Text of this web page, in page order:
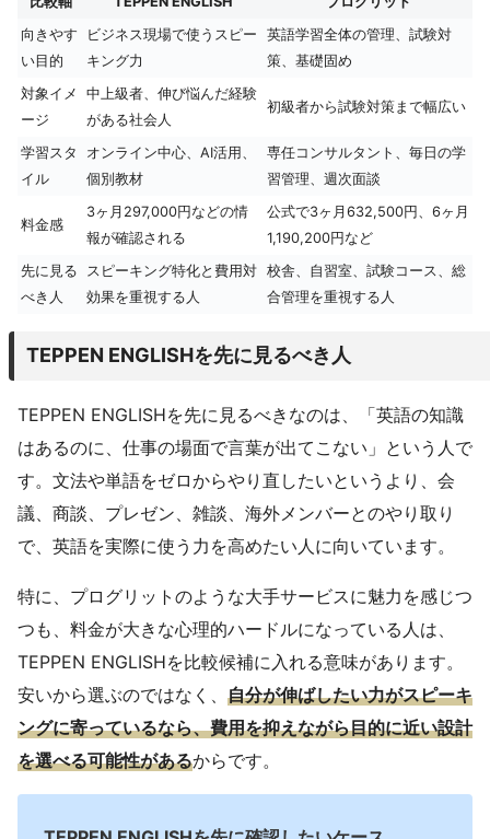
向きやす
い目的
ビジネス現場で使うスピー
キング力
英語学習全体の管理、試験対
策、基礎固め
対象イメ
ージ
中上級者、伸び悩んだ経験
がある社会人
初級者から試験対策まで幅広い
学習スタ
イル
オンライン中心、AI活用、
個別教材
専任コンサルタント、毎日の学
習管理、週次面談
料金感
3ヶ月297,000円などの情
報が確認される
公式で3ヶ月632,500円、6ヶ月
1,190,200円など
先に見る
べき人
スピーキング特化と費用対
効果を重視する人
校舎、自習室、試験コース、総
合管理を重視する人
TEPPEN ENGLISHを先に見るべき人
TEPPEN ENGLISHを先に見るべきなのは、「英語の知識
はあるのに、仕事の場面で言葉が出てこない」という人で
す。文法や単語をゼロからやり直したいというより、会
議、商談、プレゼン、雑談、海外メンバーとのやり取り
で、英語を実際に使う力を高めたい人に向いています。
特に、プログリットのような大手サービスに魅力を感じつ
つも、料金が大きな心理的ハードルになっている人は、
TEPPEN ENGLISHを比較候補に入れる意味があります。
安いから選ぶのではなく、 自分が伸ばしたい力がスピーキ
ングに寄っているなら、費用を抑えながら目的に近い設計
を選べる可能性があるからです。